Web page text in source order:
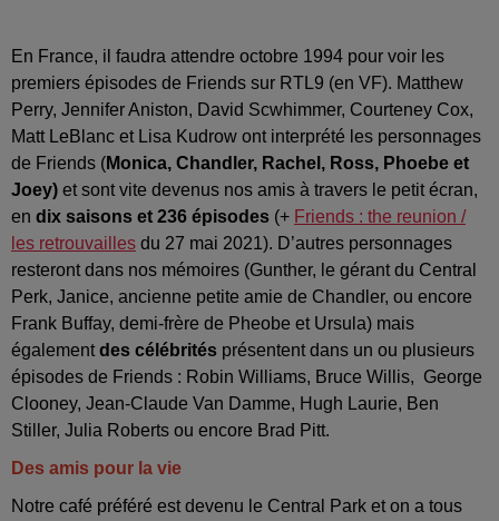
En France, il faudra attendre octobre 1994 pour voir les
premiers épisodes de Friends sur RTL9 (en VF). Matthew
Perry, Jennifer Aniston, David Scwhimmer, Courteney Cox,
Matt LeBlanc et Lisa Kudrow ont interprété les personnages
de Friends (Monica, Chandler, Rachel, Ross, Phoebe et
Joey) et sont vite devenus nos amis à travers le petit écran,
en dix saisons et 236 épisodes (+ Friends : the reunion /
les retrouvailles du 27 mai 2021). D’autres personnages
resteront dans nos mémoires (Gunther, le gérant du Central
Perk, Janice, ancienne petite amie de Chandler, ou encore
Frank Buffay, demi-frère de Pheobe et Ursula) mais
égalementdes célébrités présentent dans un ou plusieurs
épisodes de Friends : Robin Williams, Bruce Willis, George
Clooney, Jean-Claude Van Damme, Hugh Laurie, Ben
Stiller, Julia Roberts ou encore Brad Pitt.
Des amis pour la vie
Notre café préféré est devenu le Central Park et on a tous